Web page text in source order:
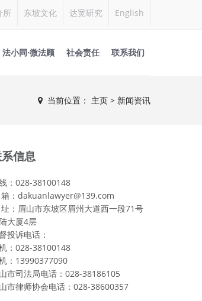
所 东坡文化 达宽研究 English
法小同·微法顾 社会责任 联系我们
当前位置： 主页 > 新闻资讯
信息
：028-38100148
箱：dakuanlawyer@139.com
：眉山市东坡区眉州大道西一段71号
大厦4层
投诉电话：
：028-38100148
：13990377090
市司法局电话：028-38186105
市律师协会电话：028-38600357